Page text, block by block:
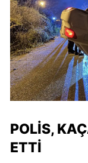
POLIS,
ETTI